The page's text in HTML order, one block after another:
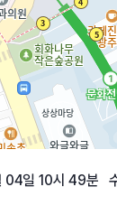
04일 10시 49분